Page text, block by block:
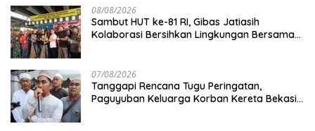
08/08/2026
Sambut HUT ke-81 RI, Gibas Jatiasih
Kolaborasi Bersihkan Lingkungan Bersama
07/08/2026
Tanggapi Rencana Tugu Peringatan,
Paguyuban Keluarga Korban Kereta Bekasi